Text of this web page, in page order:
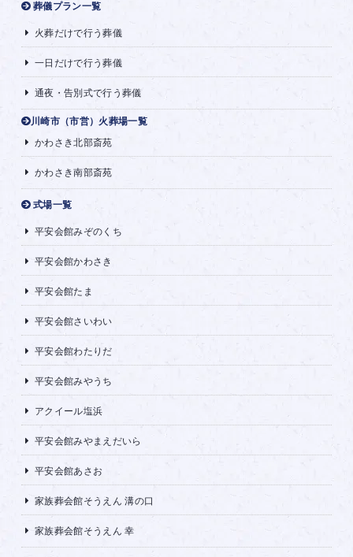
葬儀プラン一覧
火葬だけで行う葬儀
一日だけで行う葬儀
通夜・告別式で行う葬儀
川崎市（市営）火葬場一覧
かわさき北部斎苑
かわさき南部斎苑
式場一覧
平安会館みぞのくち
平安会館かわさき
平安会館たま
平安会館さいわい
平安会館わたりだ
平安会館みやうち
アクイール塩浜
平安会館みやまえだいら
平安会館あさお
家族葬会館そうえん 溝の口
家族葬会館そうえん 幸